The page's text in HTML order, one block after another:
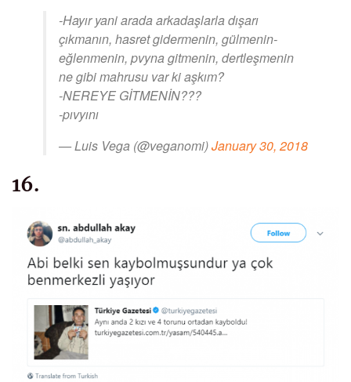
-Hayır yani arada arkadaşlarla dışarı
çıkmanın, hasret gidermenin, gülmenin-
eğlenmenin, pvyna gitmenin, dertleşmenin
ne gibi mahrusu var ki aşkım?
-NEREYE GİTMENİN???
-pıvyını
— Luis Vega (@veganomi)January 30, 2018
16.